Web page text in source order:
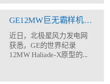
GE12MW巨无霸样机塔筒现身
近日，北极星风力发电网
获悉，GE的世界纪录
12MW Haliade-X原型的...